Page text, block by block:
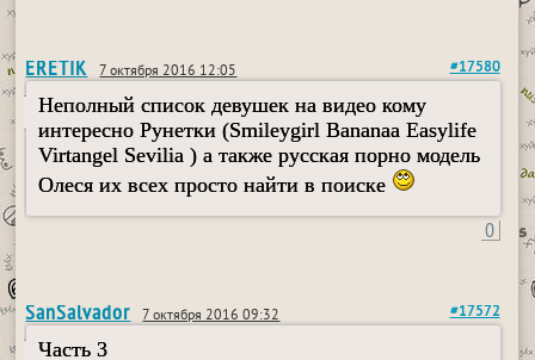
ERETIK 7 октября 2016 12:05 #17580
Неполный список девушек на видео кому
интересно Рунетки (Smileygirl Bananaa Easylife
Virtangel Sevilia ) а также русская порно модель
Олеся их всех просто найти в поиске
0
SanSalvador 7 октября 2016 09:32 #17572
Часть 3